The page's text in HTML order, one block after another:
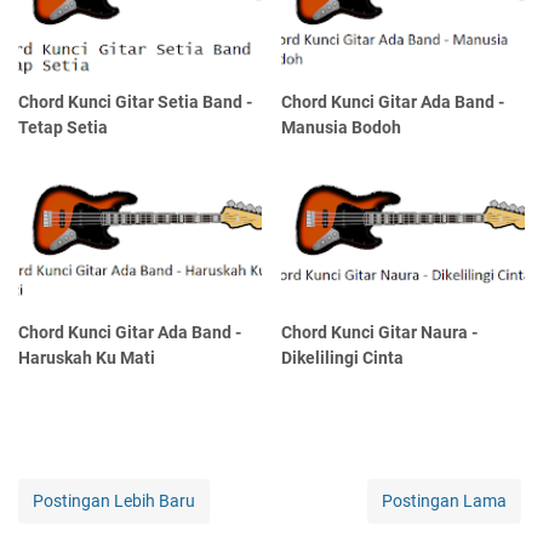
Chord Kunci Gitar Setia Band -
Tetap Setia
Chord Kunci Gitar Ada Band -
Manusia Bodoh
Chord Kunci Gitar Ada Band -
Haruskah Ku Mati
Chord Kunci Gitar Naura -
Dikelilingi Cinta
Postingan Lebih Baru Postingan Lama